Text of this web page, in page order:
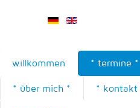
willkommen * termine *
* über mich * * kontakt